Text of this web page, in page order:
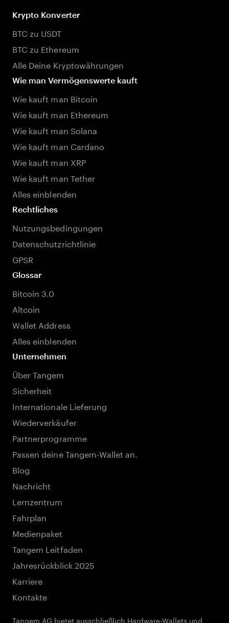
Krypto Konverter
BTC zu USDT
BTC zu Ethereum
Alle Deine Kryptowährungen
Wie man Vermögenswerte kauft
Wie kauft man Bitcoin
Wie kauft man Ethereum
Wie kauft man Solana
Wie kauft man Cardano
Wie kauft man XRP
Wie kauft man Tether
Alles einblenden
Rechtliches
Nutzungsbedingungen
Datenschutzrichtlinie
GPSR
Glossar
Bitcoin 3.0
Altcoin
Wallet Address
Alles einblenden
Unternehmen
Über Tangem
Sicherheit
Internationale Lieferung
Wiederverkäufer
Partnerprogramme
Passen deine Tangem-Wallet an.
Blog
Nachricht
Lernzentrum
Fahrplan
Medienpaket
Tangem Leitfaden
Jahresrückblick 2025
Karriere
Kontakte
Tangem AG bietet ausschließlich Hardware-Wallets und